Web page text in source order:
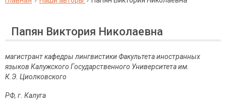
Папян Виктория Николаевна
магистрант кафедры лингвистики Факультета иностранных
языков Калужского Государственного Университета им.
К.Э. Циолковского
РФ, г. Калуга